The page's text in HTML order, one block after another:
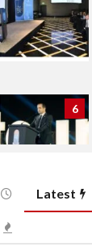
6
Latest